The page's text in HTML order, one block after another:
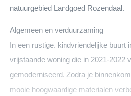
natuurgebied Landgoed Rozendaal.
Algemeen en verduurzaming
In een rustige, kindvriendelijke buurt
vrijstaande woning die in 2021-2022
gemoderniseerd. Zodra je
mooie hoogwaardige materialen